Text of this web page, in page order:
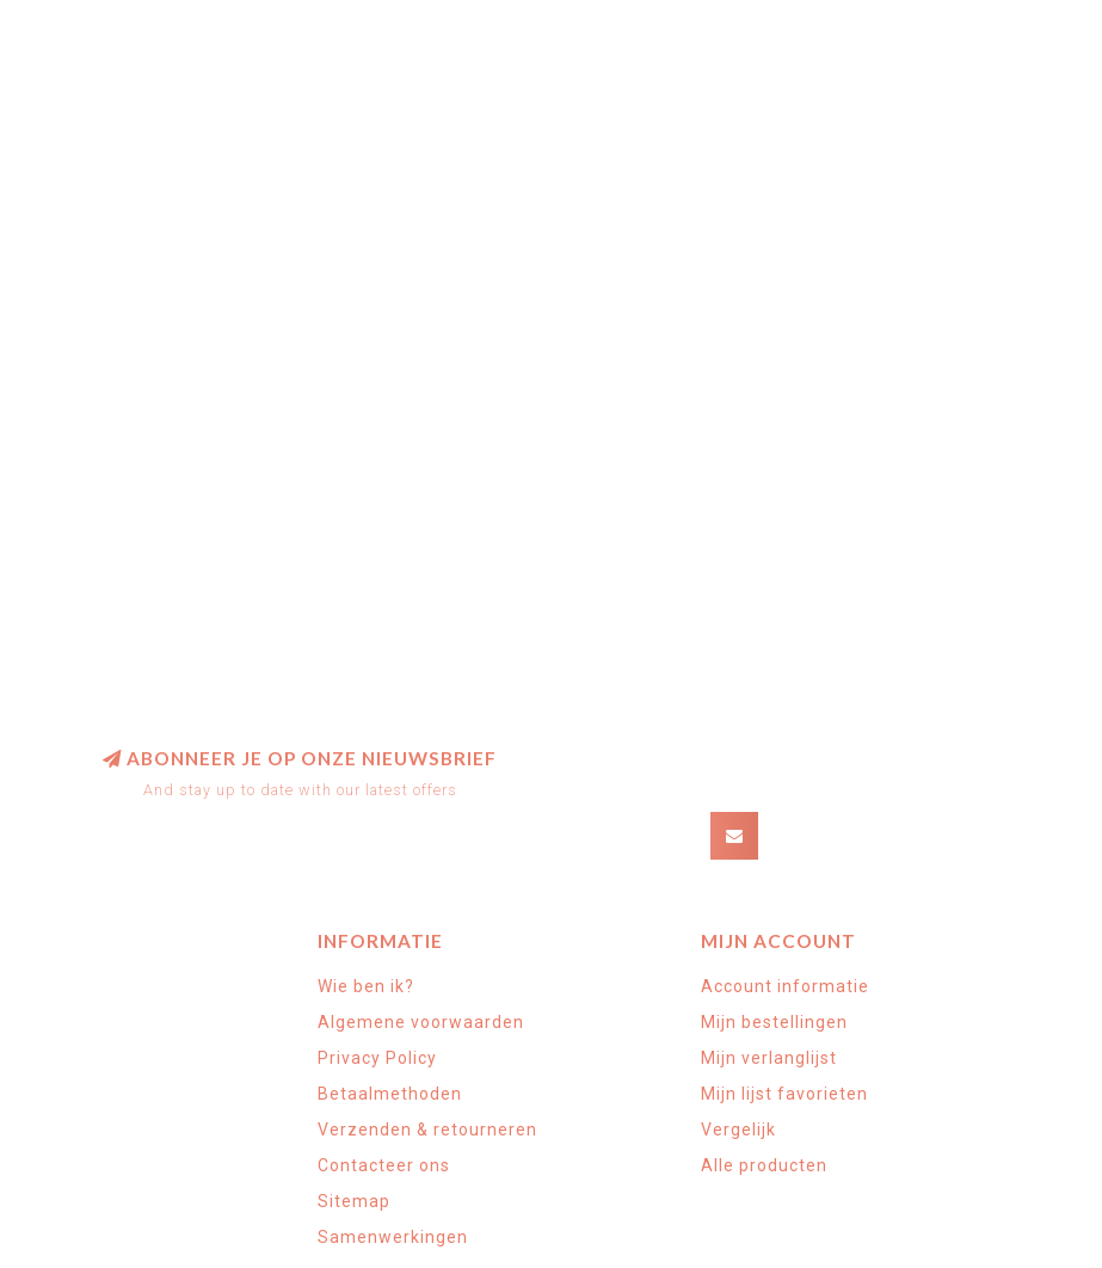
ABONNEER JE OP ONZE NIEUWSBRIEF
And stay up to date with our latest offers
INFORMATIE
Wie ben ik?
Algemene voorwaarden
Privacy Policy
Betaalmethoden
Verzenden & retourneren
Contacteer ons
Sitemap
Samenwerkingen
MIJN ACCOUNT
Account informatie
Mijn bestellingen
Mijn verlanglijst
Mijn lijst favorieten
Vergelijk
Alle producten